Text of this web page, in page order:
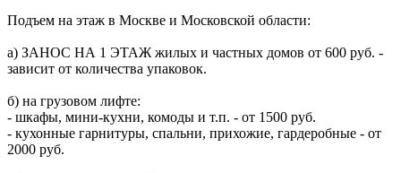
Подъем на этаж в Москве и Московской области:
а) ЗАНОС НА 1 ЭТАЖ жилых и частных домов от 600 руб. -
зависит от количества упаковок.
б) на грузовом лифте:
- шкафы, мини-кухни, комоды и т.п. - от 1500 руб.
- кухонные гарнитуры, спальни, прихожие, гардеробные - от
2000 руб.